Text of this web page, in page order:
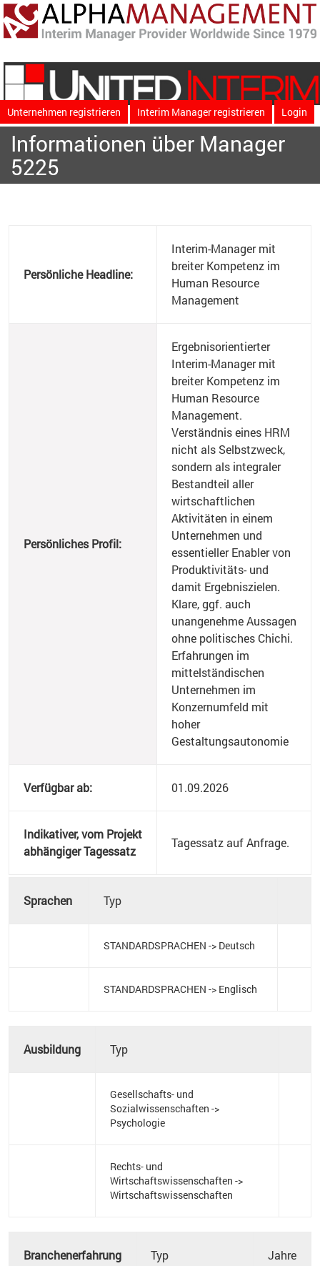
Unternehmen registrieren Interim Manager registrieren Login
Informationen über Manager
5225
Persönliche Headline:
Interim-Manager mit
breiter Kompetenz im
Human Resource
Management
Persönliches Profil:
Ergebnisorientierter
Interim-Manager mit
breiter Kompetenz im
Human Resource
Management.
Verständnis eines HRM
nicht als Selbstzweck,
sondern als integraler
Bestandteil aller
wirtschaftlichen
Aktivitäten in einem
Unternehmen und
essentieller Enabler von
Produktivitäts- und
damit Ergebniszielen.
Klare, ggf. auch
unangenehme Aussagen
ohne politisches Chichi.
Erfahrungen im
mittelständischen
Unternehmen im
Konzernumfeld mit
hoher
Gestaltungsautonomie
Verfügbar ab: 01.09.2026
Indikativer, vom Projekt
abhängiger Tagessatz
Tagessatz auf Anfrage.
Sprachen Typ
STANDARDSPRACHEN -> Deutsch
STANDARDSPRACHEN -> Englisch
Ausbildung Typ
Gesellschafts- und
Sozialwissenschaften ->
Psychologie
Rechts- und
Wirtschaftswissenschaften ->
Wirtschaftswissenschaften
Branchenerfahrung Typ Jahre